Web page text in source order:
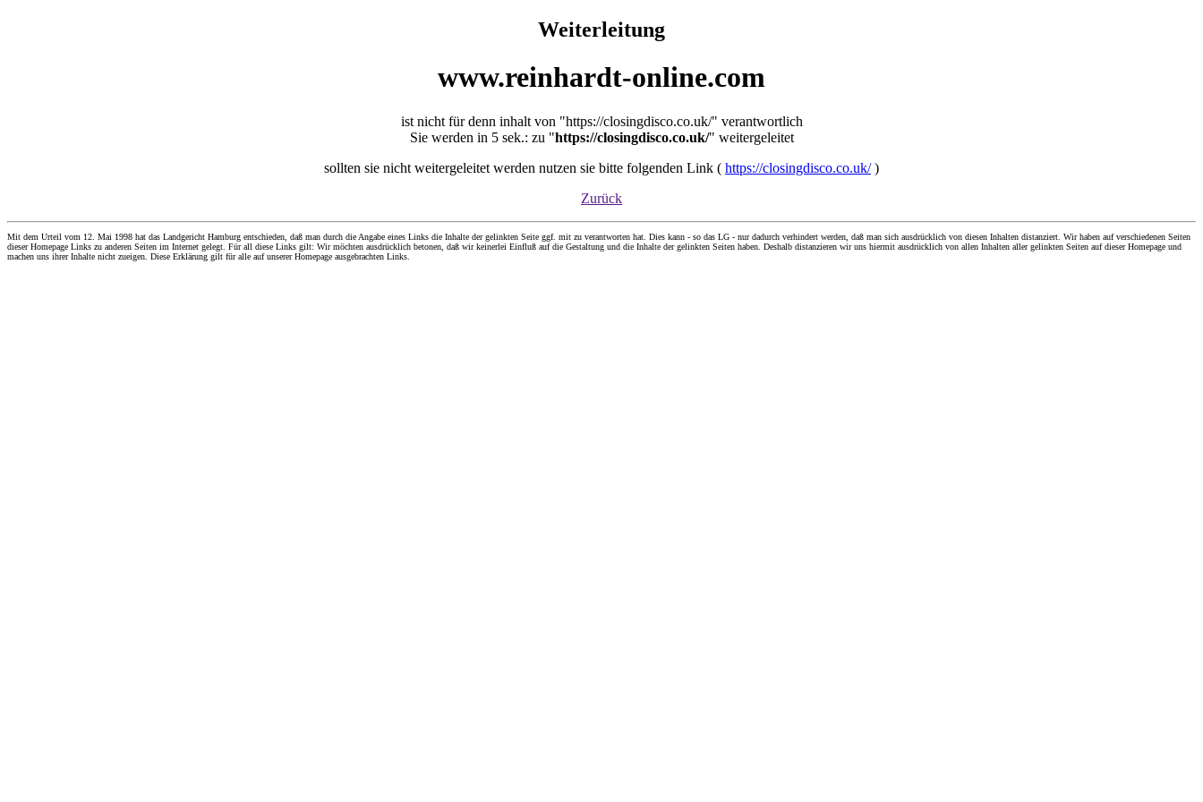
Weiterleitung
www.reinhardt-online.com
ist nicht für denn inhalt von "https://closingdisco.co.uk/" verantwortlich
Sie werden in 5 sek.: zu "https://closingdisco.co.uk/" weitergeleitet
sollten sie nicht weitergeleitet werden nutzen sie bitte folgenden Link ( https://closingdisco.co.uk/)
Zurück
Mit dem Urteil vom 12. Mai 1998 hat das Landgericht Hamburg entschieden, daß man durch die Angabe eines Links die Inhalte der gelinkten Seite ggf. mit zu verantworten hat. Dies kann - so das LG - nur dadurch verhindert werden, daß man sich ausdrücklich von diesen Inhalten distanziert. Wir haben auf verschiedenen Seiten
dieser Homepage Links zu anderen Seiten im Internet gelegt. Für all diese Links gilt: Wir möchten ausdrücklich betonen, daß wir keinerlei Einfluß auf die Gestaltung und die Inhalte der gelinkten Seiten haben. Deshalb distanzieren wir uns hiermit ausdrücklich von allen Inhalten aller gelinkten Seiten auf dieser Homepage und
machen uns ihrer Inhalte nicht zueigen. Diese Erklärung gilt für alle auf unserer Homepage ausgebrachten Links.